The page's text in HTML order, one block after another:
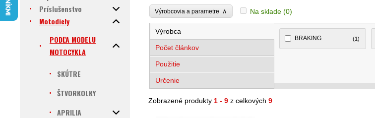
Príslušenstvo
Motodiely
PODĽA MODELU
MOTOCYKLA
SKÚTRE
ŠTVORKOLKY
APRILIA
Výrobcovia a parametre ∧ Na sklade (0)
Výrobca
Počet článkov
Použitie
Určenie
BRAKING (1)
Zobrazené produkty 1 - 9 z celkových9